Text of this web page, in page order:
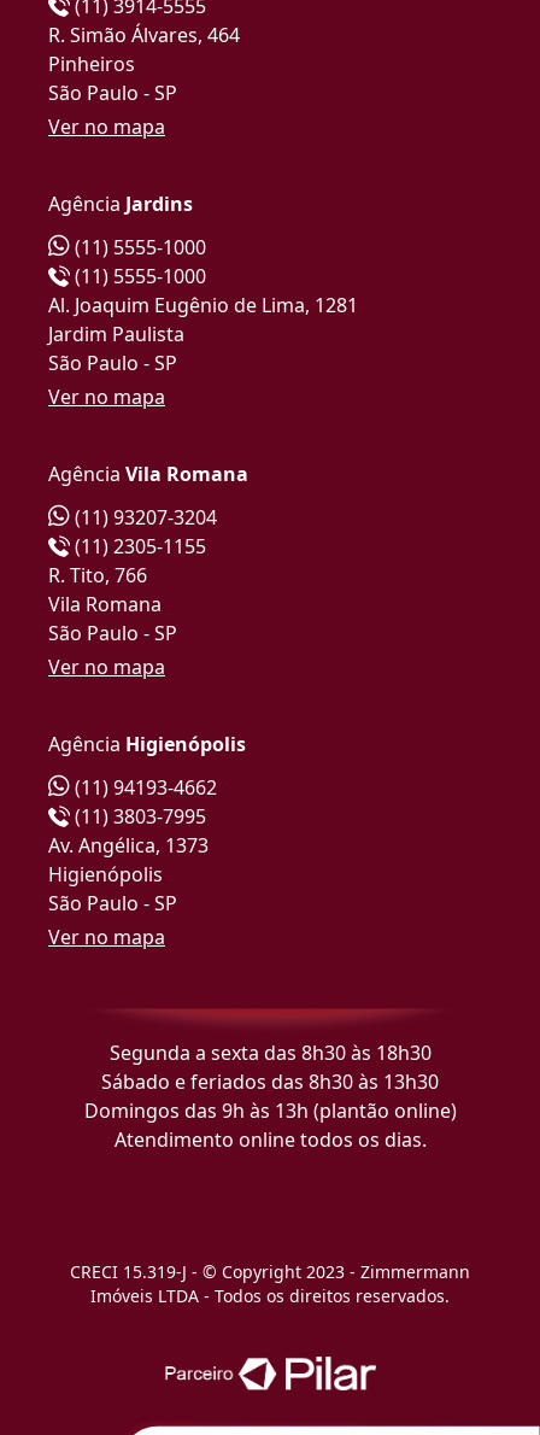
(11) 3914-5555
R. Simão Álvares, 464
Pinheiros
São Paulo - SP
Ver no mapa
Agência Jardins
(11) 5555-1000
(11) 5555-1000
Al. Joaquim Eugênio de Lima, 1281
Jardim Paulista
São Paulo - SP
Ver no mapa
Agência Vila Romana
(11) 93207-3204
(11) 2305-1155
R. Tito, 766
Vila Romana
São Paulo - SP
Ver no mapa
Agência Higienópolis
(11) 94193-4662
(11) 3803-7995
Av. Angélica, 1373
Higienópolis
São Paulo - SP
Ver no mapa
Segunda a sexta das 8h30 às 18h30
Sábado e feriados das 8h30 às 13h30
Domingos das 9h às 13h (plantão online)
Atendimento online todos os dias.
CRECI 15.319-J - © Copyright 2023 - Zimmermann
Imóveis LTDA - Todos os direitos reservados.